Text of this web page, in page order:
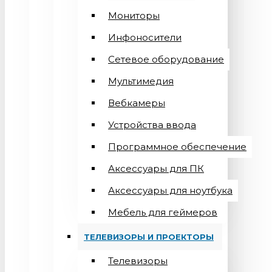
Мониторы
Инфоносители
Сетевое оборудование
Мультимедия
Вебкамеры
Устройства ввода
Программное обеспечение
Аксессуары для ПК
Аксессуары для ноутбука
Мебель для геймеров
ТЕЛЕВИЗОРЫ И ПРОЕКТОРЫ
Телевизоры